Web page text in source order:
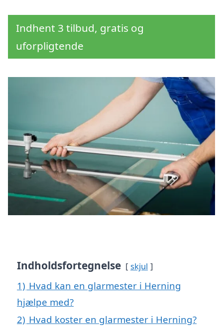
Indhent 3 tilbud, gratis og
uforpligtende
Indholdsfortegnelse skjul
1) Hvad kan en glarmester i Herning
hjælpe med?
2) Hvad koster en glarmester i Herning?